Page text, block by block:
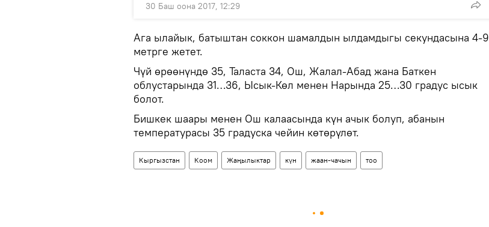
30 Баш оона 2017, 12:29
Ага ылайык, батыштан соккон шамалдын ылдамдыгы секундасына 4-9
метрге жетет.
Чүй өрөөнүндө 35, Таласта 34, Ош, Жалал-Абад жана Баткен
облустарында 31…36, Ысык-Көл менен Нарында 25…30 градус ысык
болот.
Бишкек шаары менен Ош калаасында күн ачык болуп, абанын
температурасы 35 градуска чейин көтөрүлөт.
Кыргызстан Коом Жаңылыктар күн жаан-чачын тоо